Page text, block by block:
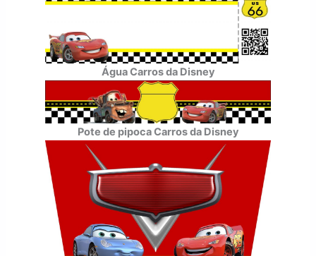
Água Carros da Disney
Pote de pipoca Carros da Disney